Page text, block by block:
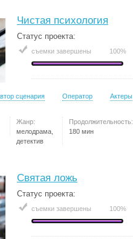
Чистая психология
Статус проекта:
съемки завершены 100%
сценария Оператор Актеры
Жанр:
мелодрама,
детектив
Продолжительность:
180 мин
Святая ложь
Статус проекта:
съемки завершены 100%